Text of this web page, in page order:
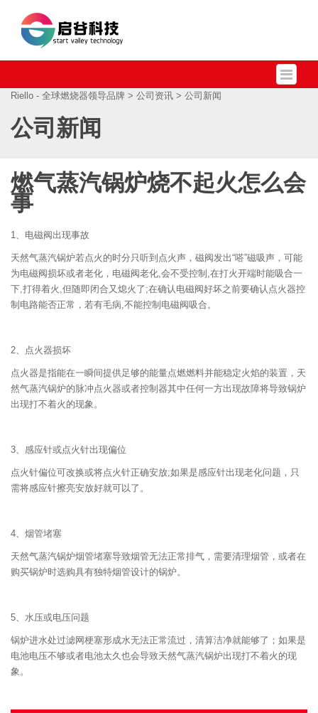
Riello - 全球燃烧器领导品牌 > 公司资讯 > 公司新闻
公司新闻
燃气蒸汽锅炉烧不起火怎么会
事
1、电磁阀出现事故
天然气蒸汽锅炉若点火的时分只听到点火声，磁阀发出“嗒”磁吸声，可能
为电磁阀损坏或者老化，电磁阀老化,会不受控制,在打火开端时能吸合一
下,打得着火,但随即闭合又熄火了;在确认电磁阀好坏之前要确认点火器控
制电路能否正常，若有毛病,不能控制电磁阀吸合。
2、点火器损坏
点火器是指能在一瞬间提供足够的能量点燃燃料并能稳定火焰的装置，天
然气蒸汽锅炉的脉冲点火器或者控制器其中任何一方出现故障将导致锅炉
出现打不着火的现象。
3、感应针或点火针出现偏位
点火针偏位可改换或将点火针正确安放;如果是感应针出现老化问题，只
需将感应针擦亮安放好就可以了。
4、烟管堵塞
天然气蒸汽锅炉烟管堵塞导致烟管无法正常排气，需要清理烟管，或者在
购买锅炉时选购具有独特烟管设计的锅炉。
5、水压或电压问题
锅炉进水处过滤网梗塞形成水无法正常流过，清算洁净就能够了；如果是
电池电压不够或者电池太久也会导致天然气蒸汽锅炉出现打不着火的现
象。